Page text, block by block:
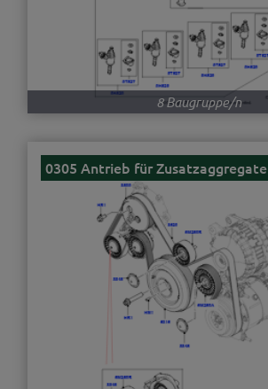
8 Baugruppe/n
0305 Antrieb für Zusatzaggregate